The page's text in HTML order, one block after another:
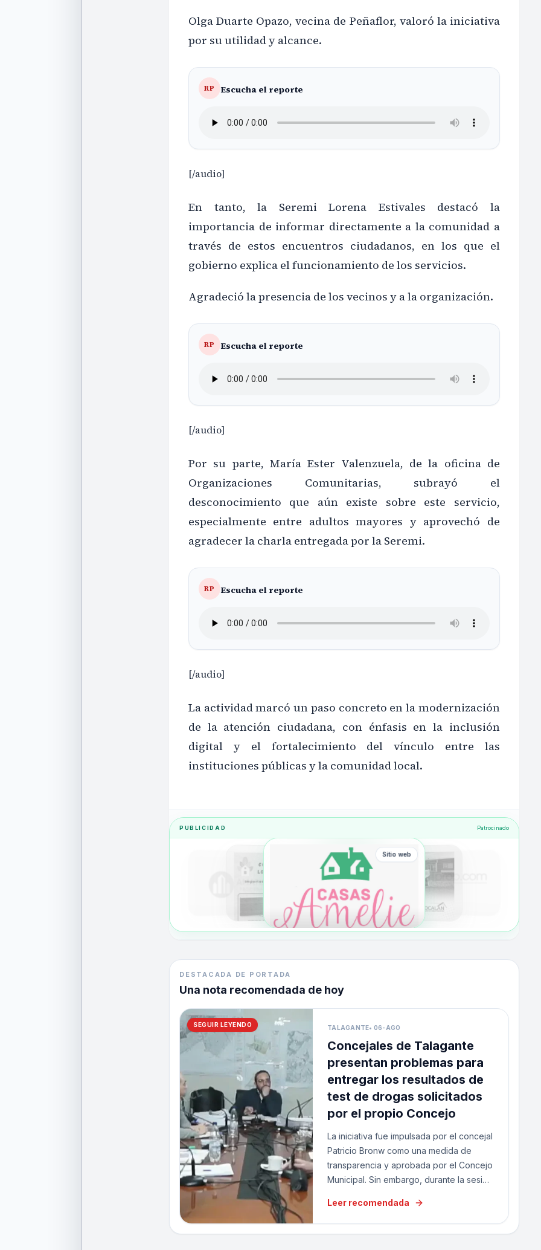
Olga Duarte Opazo, vecina de Peñaflor, valoró la iniciativa
por su utilidad y alcance.
RP Escucha el reporte
[/audio]
En tanto, la Seremi Lorena Estivales destacó la
importancia de informar directamente a la comunidad a
través de estos encuentros ciudadanos, en los que el
gobierno explica el funcionamiento de los servicios.
Agradeció la presencia de los vecinos y a la organización.
RP Escucha el reporte
[/audio]
Por su parte, María Ester Valenzuela, de la oficina de
Organizaciones Comunitarias, subrayó el
desconocimiento que aún existe sobre este servicio,
especialmente entre adultos mayores y aprovechó de
agradecer la charla entregada por la Seremi.
RP Escucha el reporte
[/audio]
La actividad marcó un paso concreto en la modernización
de la atención ciudadana, con énfasis en la inclusión
digital y el fortalecimiento del vínculo entre las
instituciones públicas y la comunidad local.
PUBLICIDAD Patrocinado
Sitio web
DESTACADA DE PORTADA
Una nota recomendada de hoy
SEGUIR LEYENDO TALAGANTE• 06-AGO
Concejales de Talagante
presentan problemas para
entregar los resultados de
test de drogas solicitados
por el propio Concejo
La iniciativa fue impulsada por el concejal
Patricio Bronw como una medida de
transparencia y aprobada por el Concejo
Municipal. Sin embargo, durante la sesión
que tuvieron problemas para tomarse la
mue
Leer recomendada